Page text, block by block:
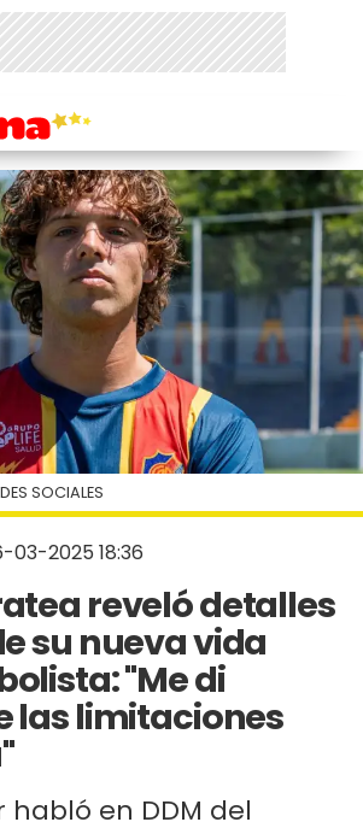
03-2025 18:36
reveló detalles
su nueva vida
"Me di
las limitaciones
habló en DDM del
SOCIALES